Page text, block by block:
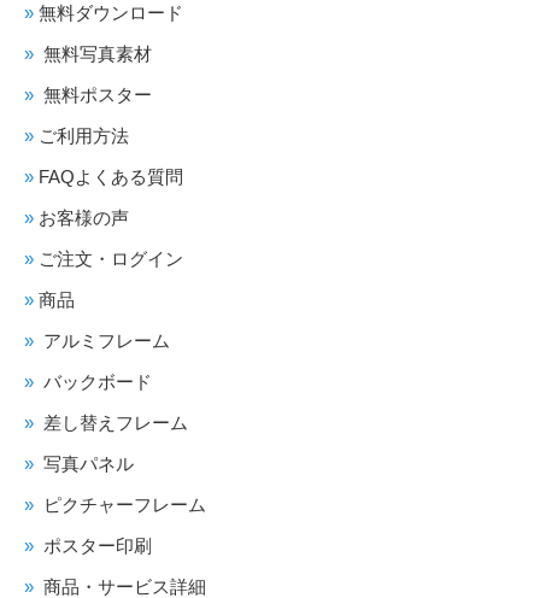
無料ダウンロード
無料写真素材
無料ポスター
ご利用方法
FAQよくある質問
お客様の声
ご注文・ログイン
商品
アルミフレーム
バックボード
差し替えフレーム
写真パネル
ピクチャーフレーム
ポスター印刷
商品・サービス詳細